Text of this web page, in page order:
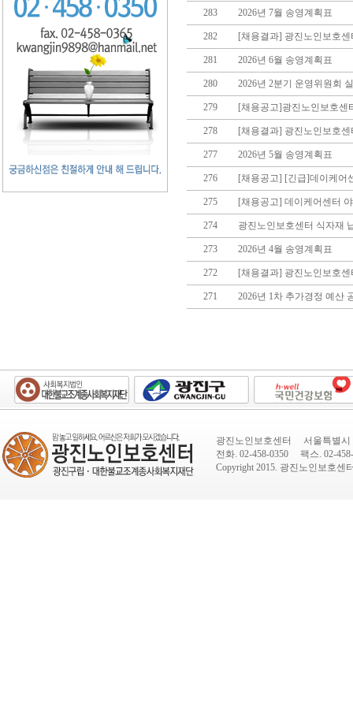
283 2026년 7월 송영계획표
282 [채용결과] 광진노인보호
281 2026년 6월 송영계획표
280 2026년 2분기 운영위원회
279 [채용공고]광진노인보호
278 [채용결과] 광진노인보호
277 2026년 5월 송영계획표
276 [채용공고] [긴급]데이케어
275 [채용공고] 데이케어센터
274 광진노인보호센터 식자재
273 2026년 4월 송영계획표
272 [채용결과] 광진노인보호
271 2026년 1차 추가경정 예산
광진노인보호센터 서울특별시
전화. 02-458-0350 팩스. 02-
Copyright 2015. 광진노인보호센